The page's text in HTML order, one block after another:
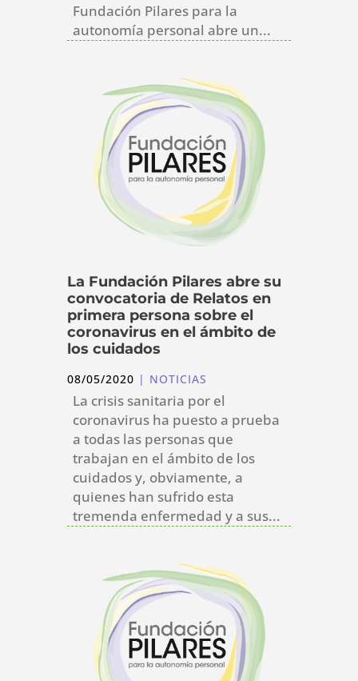
Fundación Pilares para la
autonomía personal abre un...
La Fundación Pilares abre su
convocatoria de Relatos en
primera persona sobre el
coronavirus en el ámbito de
los cuidados
08/05/2020 | NOTICIAS
La crisis sanitaria por el
coronavirus ha puesto a prueba
a todas las personas que
trabajan en el ámbito de los
cuidados y, obviamente, a
quienes han sufrido esta
tremenda enfermedad y a sus...